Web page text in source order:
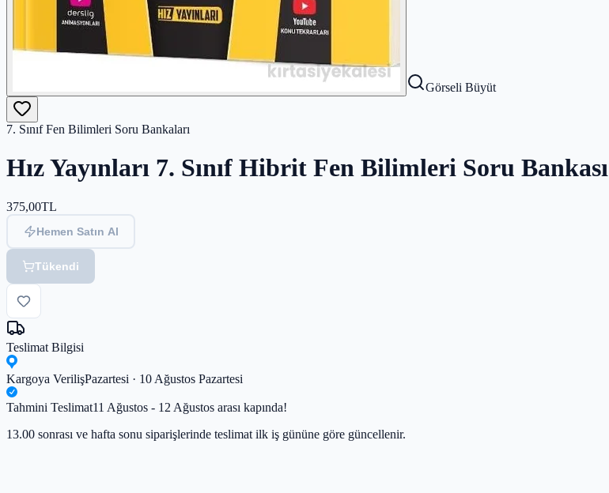
Görseli Büyüt
7. Sınıf Fen Bilimleri Soru Bankaları
Hız Yayınları 7. Sınıf Hibrit Fen Bilimleri Soru Bankası
375,00TL
Hemen Satın Al
Tükendi
Teslimat Bilgisi
Kargoya VerilişPazartesi · 10 Ağustos Pazartesi
Tahmini Teslimat11 Ağustos - 12 Ağustos arası kapında!
13.00 sonrası ve hafta sonu siparişlerinde teslimat ilk iş gününe göre güncellenir.